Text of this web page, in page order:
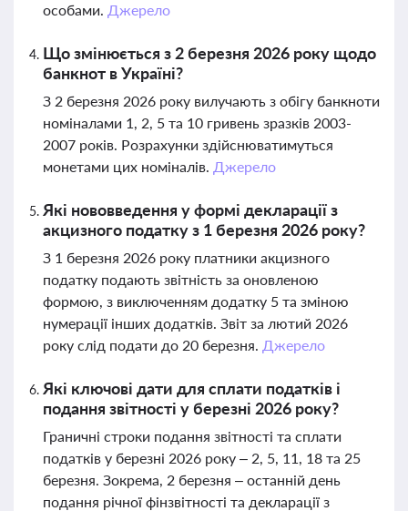
особами. Джерело
Що змінюється з 2 березня 2026 року щодо
банкнот в Україні?
З 2 березня 2026 року вилучають з обігу банкноти
номіналами 1, 2, 5 та 10 гривень зразків 2003-
2007 років. Розрахунки здійснюватимуться
монетами цих номіналів. Джерело
Які нововведення у формі декларації з
акцизного податку з 1 березня 2026 року?
З 1 березня 2026 року платники акцизного
податку подають звітність за оновленою
формою, з виключенням додатку 5 та зміною
нумерації інших додатків. Звіт за лютий 2026
року слід подати до 20 березня. Джерело
Які ключові дати для сплати податків і
подання звітності у березні 2026 року?
Граничні строки подання звітності та сплати
податків у березні 2026 року – 2, 5, 11, 18 та 25
березня. Зокрема, 2 березня – останній день
подання річної фінзвітності та декларації з